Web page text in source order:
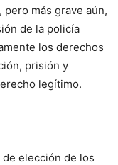
más grave aún,
de la policía
los derechos
prisión y
legítimo.
elección de los